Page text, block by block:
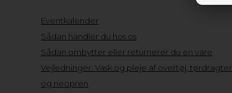
Eventkalender
Sådan handler du hos os
Sådan ombytter eller returnerer du en vare
Vejledninger: Vask og pleje af overtøj, tørdragter
og neopren